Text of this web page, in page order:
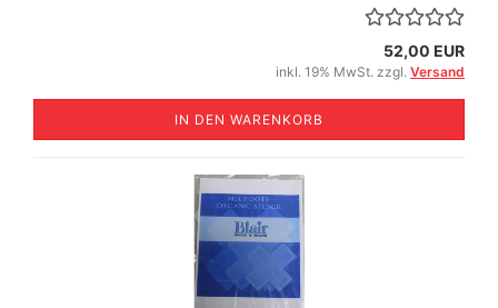
52,00 EUR
inkl. 19% MwSt. zzgl. Versand
IN DEN WARENKORB